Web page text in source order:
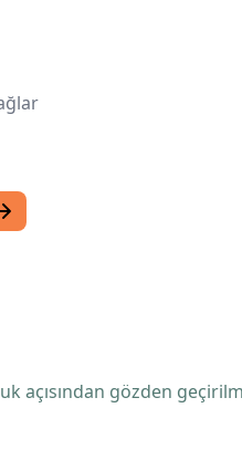
açısından gözden